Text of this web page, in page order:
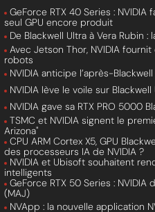
GeForce RTX 40 Series : NVIDIA
seul GPU encore produit
De Blackwell Ultra à Vera Rubin
Avec Jetson Thor, NVIDIA
robots
NVIDIA anticipe l’après-
NVIDIA lève le voile sur Blackwell
NVIDIA gave sa RTX PRO 5000
TSMC et NVIDIA signent le
Arizona"
CPU ARM Cortex X5, GPU
des processeurs IA de NVIDIA ?
NVIDIA et Ubisoft souhaitent
intelligents
GeForce RTX 50 Series :
(MAJ)
NVApp : la nouvelle application